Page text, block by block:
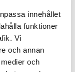
innehållet
funktioner
Vi
och annan
och
förvaltade